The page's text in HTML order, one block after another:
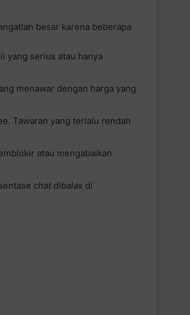
besar karena beberapa
yang serius atau hanya
menawar dengan harga yang
Tawaran yang terlalu rendah
atau mengabaikan
chat dibalas di